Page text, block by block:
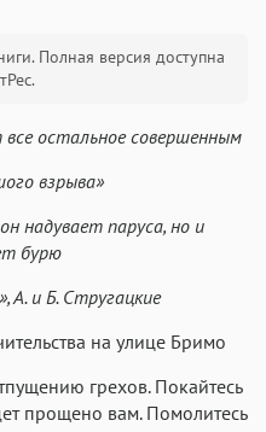
Аа
Fira Sans Times
Аа
Аа
Georgia
Аа
Times New Roman
Полная версия доступна
остальное совершенным
взрыва»
надувает паруса, но и
бурю
А. и Б. Стругацкие
на улице Бримо
грехов. Покайтесь
прощено вам. Помолитесь